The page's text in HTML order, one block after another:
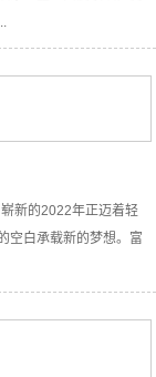
新的2022年正迈着轻
空白承载新的梦想。富